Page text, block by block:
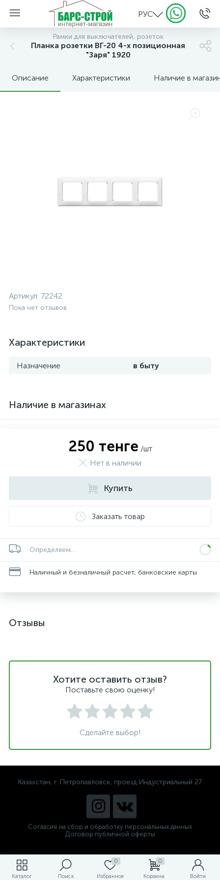
РУС
Каталог Поиск
0
Избранное
0
Корзина Войти
Рамки для выключателей, розеток
Планка розетки ВГ-20 4-х позиционная
"Заря" 1920
Описание Характеристики Наличие в
Артикул: 72242
Пока нет отзывов
Характеристики
Назначение в быту
Наличие в магазинах
250 тенге /шт
Нет в наличии
Купить
Заказать товар
Определяем...
Наличный и безналичный расчет, банковские карты
Отзывы
Хотите оставить отзыв?
Поставьте свою оценку!
Сделайте выбор!
Казахстан, г. Петропавловск, проезд Индустриальный 27
Согласие на сбор и обработку персональных данных
Договор публичной оферты